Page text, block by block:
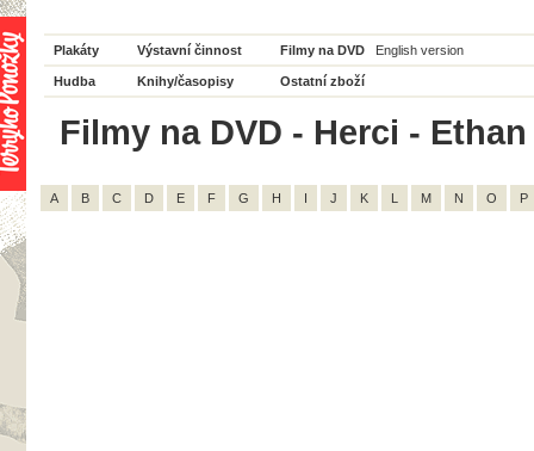
Plakáty Výstavní činnost Filmy na DVD English version
Hudba Knihy/časopisy Ostatní zboží
Filmy na DVD - Herci -
A B C D E F G H I J K L M N O P